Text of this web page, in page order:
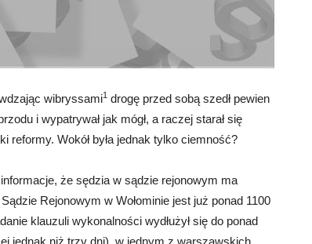
wibryssami1 drogę przed sobą szedł pewien
i wypatrywał jak mógł, a raczej starał się
Wokół była jednak tylko ciemność?
że sędzia w sądzie rejonowym ma
Rejonowym w Wołominie jest już ponad 1100
klauzuli wykonalności wydłużył się do ponad
jednak niż trzy dni), w jednym z warszawskich